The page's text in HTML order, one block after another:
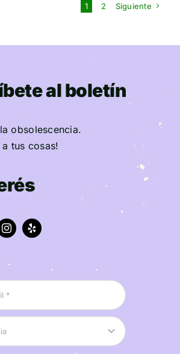
1 2 Siguiente
al boletín
obsolescencia.
a tus cosas!